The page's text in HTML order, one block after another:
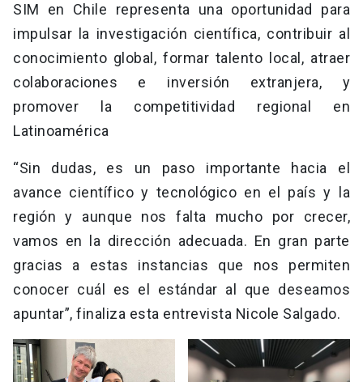
SIM en Chile representa una oportunidad para
impulsar la investigación científica, contribuir al
conocimiento global, formar talento local, atraer
colaboraciones e inversión extranjera, y
promover la competitividad regional en
Latinoamérica
“Sin dudas, es un paso importante hacia el
avance científico y tecnológico en el país y la
región y aunque nos falta mucho por crecer,
vamos en la dirección adecuada. En gran parte
gracias a estas instancias que nos permiten
conocer cuál es el estándar al que deseamos
apuntar”, finaliza esta entrevista Nicole Salgado.